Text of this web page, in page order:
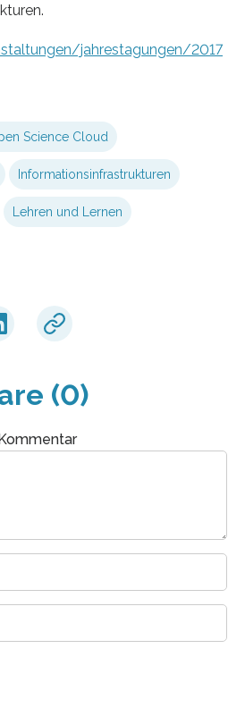
jahrestagungen/2017
Science Cloud
Informationsinfrastrukturen
Lehren und Lernen
(0)